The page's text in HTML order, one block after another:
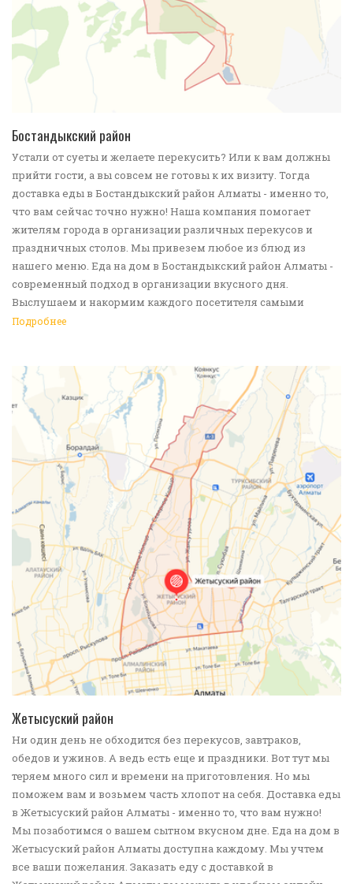
Бостандыкский район
Устали от суеты и желаете перекусить? Или к вам должны
прийти гости, а вы совсем не готовы к их визиту. Тогда
доставка еды в Бостандыкский район Алматы - именно то,
что вам сейчас точно нужно! Наша компания помогает
жителям города в организации различных перекусов и
праздничных столов. Мы привезем любое из блюд из
нашего меню. Еда на дом в Бостандыкский район Алматы -
современный подход в организации вкусного дня.
Выслушаем и накормим каждого посетителя самыми
вкусными блюдами! Обращайтесь!
Подробнее
Жетысуский район
Ни один день не обходится без перекусов, завтраков,
обедов и ужинов. А ведь есть еще и праздники. Вот тут мы
теряем много сил и времени на приготовления. Но мы
поможем вам и возьмем часть хлопот на себя. Доставка еды
в Жетысуский район Алматы - именно то, что вам нужно!
Мы позаботимся о вашем сытном вкусном дне. Еда на дом в
Жетысуский район Алматы доступна каждому. Мы учтем
все ваши пожелания. Заказать еду с доставкой в